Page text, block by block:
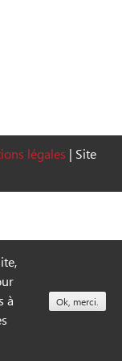
légales | Site
à
Ok, merci.